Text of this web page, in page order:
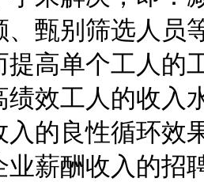
、甄别筛选人员
提高单个工人的
绩效工人的收入
入的良性循环效
业薪酬收入的招